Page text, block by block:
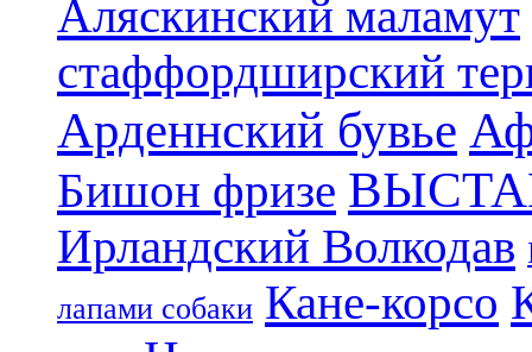
Аляскинский маламут
стаффордширский
Арденнский бувье
Бишон фризе
Ирландский Волкодав
лапами собаки Кане-корсо